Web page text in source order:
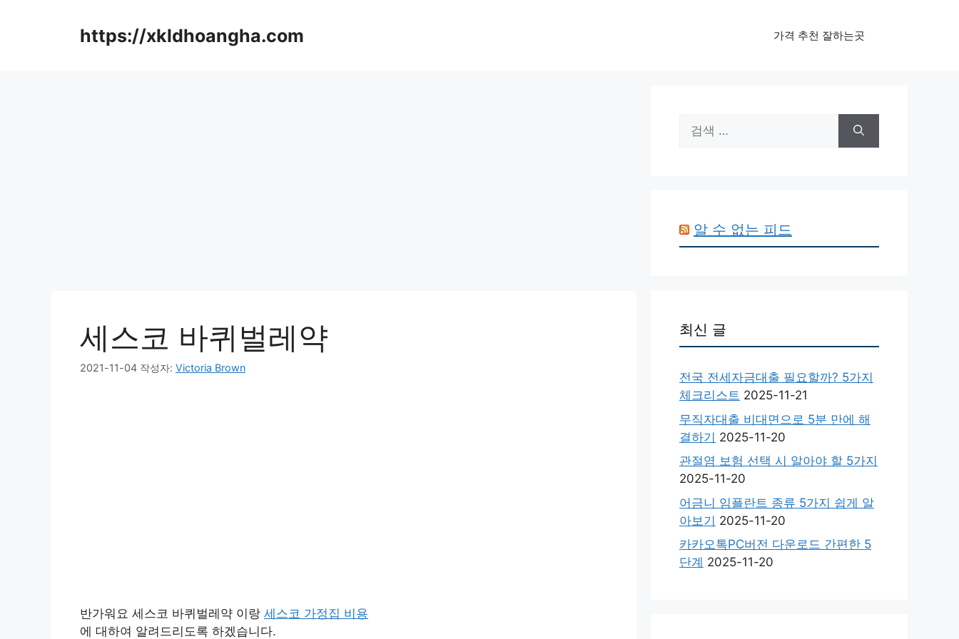
https://xkldhoangha.com 가격 추천 잘하는곳
세스코 바퀴벌레약
2021-11-04 작성자: Victoria Brown
반가워요 세스코 바퀴벌레약 이랑 세스코 가정집 비용
에 대하여 알려드리도록 하겠습니다.
색:
알 수 없는 피드
최신 글
전국 전세자금대출 필요할까? 5가지
체크리스트 2025-11-21
무직자대출 비대면으로 5분 만에 해
결하기 2025-11-20
관절염 보험 선택 시 알아야 할 5가지
2025-11-20
어금니 임플란트 종류 5가지 쉽게 알
아보기 2025-11-20
카카오톡PC버전 다운로드 간편한 5
단계 2025-11-20